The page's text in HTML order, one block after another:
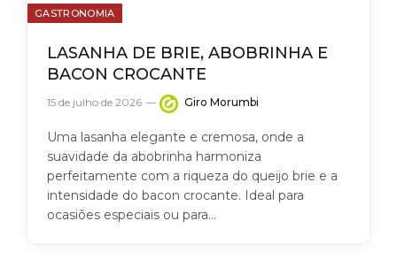
GASTRONOMIA
LASANHA DE BRIE, ABOBRINHA E
BACON CROCANTE
15 de julho de 2026 Giro Morumbi
Uma lasanha elegante e cremosa, onde a
suavidade da abobrinha harmoniza
perfeitamente com a riqueza do queijo brie e a
intensidade do bacon crocante. Ideal para
ocasiões especiais ou para…